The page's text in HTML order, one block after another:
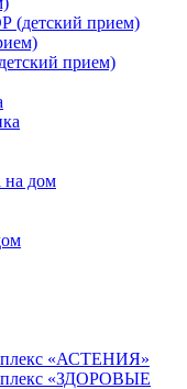
(детский прием)
прием)
на дом
«АСТЕНИЯ»
«ЗДОРОВЫЕ